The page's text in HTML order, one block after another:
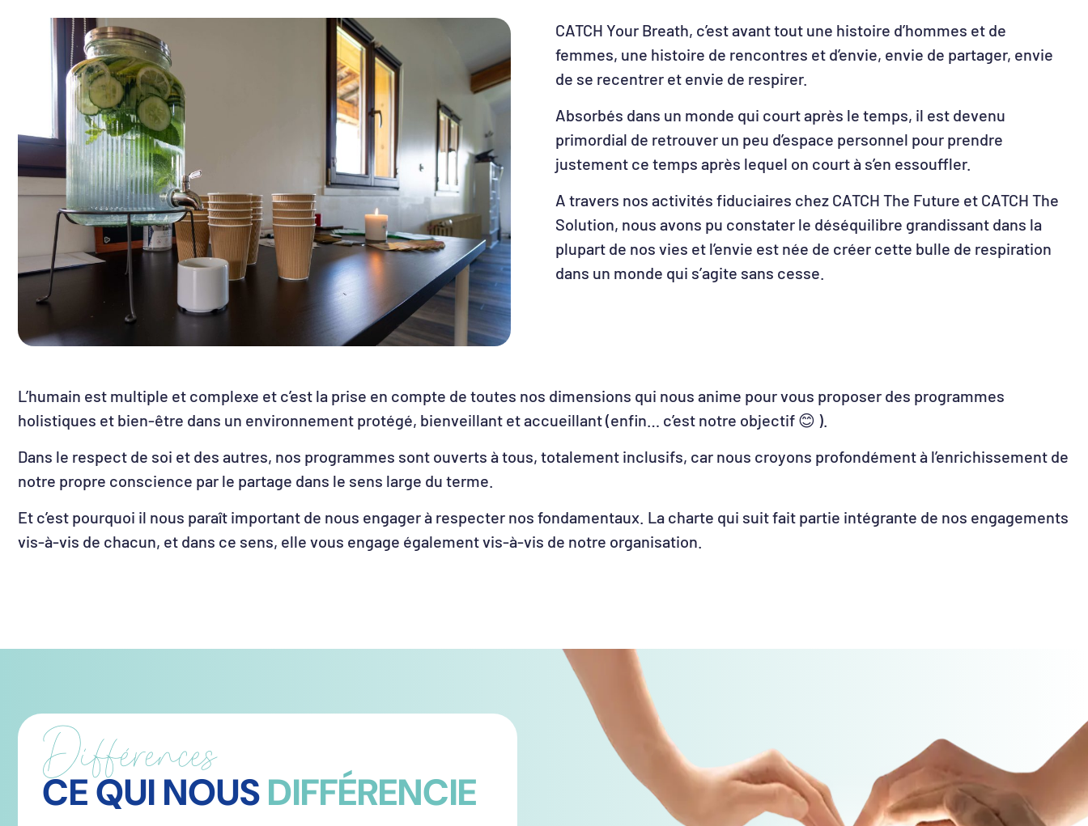
CATCH Your Breath, c’est avant tout une histoire d’hommes et de
femmes, une histoire de rencontres et d’envie, envie de partager, envie
de se recentrer et envie de respirer.
Absorbés dans un monde qui court après le temps, il est devenu
primordial de retrouver un peu d’espace personnel pour prendre
justement ce temps après lequel on court à s’en essouffler.
A travers nos activités fiduciaires chez CATCH The Future et CATCH The
Solution, nous avons pu constater le déséquilibre grandissant dans la
plupart de nos vies et l’envie est née de créer cette bulle de respiration
dans un monde qui s’agite sans cesse.
L’humain est multiple et complexe et c’est la prise en compte de toutes nos dimensions qui nous anime pour vous proposer des programmes
holistiques et bien-être dans un environnement protégé, bienveillant et accueillant (enfin… c’est notre objectif 😊 ).
Dans le respect de soi et des autres, nos programmes sont ouverts à tous, totalement inclusifs, car nous croyons profondément à l’enrichissement de
notre propre conscience par le partage dans le sens large du terme.
Et c’est pourquoi il nous paraît important de nous engager à respecter nos fondamentaux. La charte qui suit fait partie intégrante de nos engagements
vis-à-vis de chacun, et dans ce sens, elle vous engage également vis-à-vis de notre organisation.
Différences
CE QUI NOUSDIFFÉRENCIE